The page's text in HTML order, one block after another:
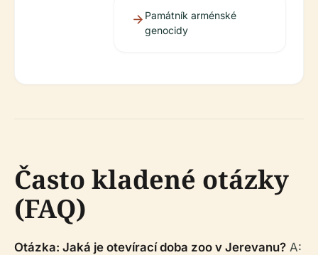
Památník arménské
genocidy
Často kladené otázky
(FAQ)
Otázka: Jaká je otevírací doba zoo v Jerevanu? A: